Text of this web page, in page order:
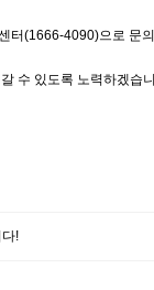
터(1666-4090)으로 문
수 있도록 노력하겠습
!